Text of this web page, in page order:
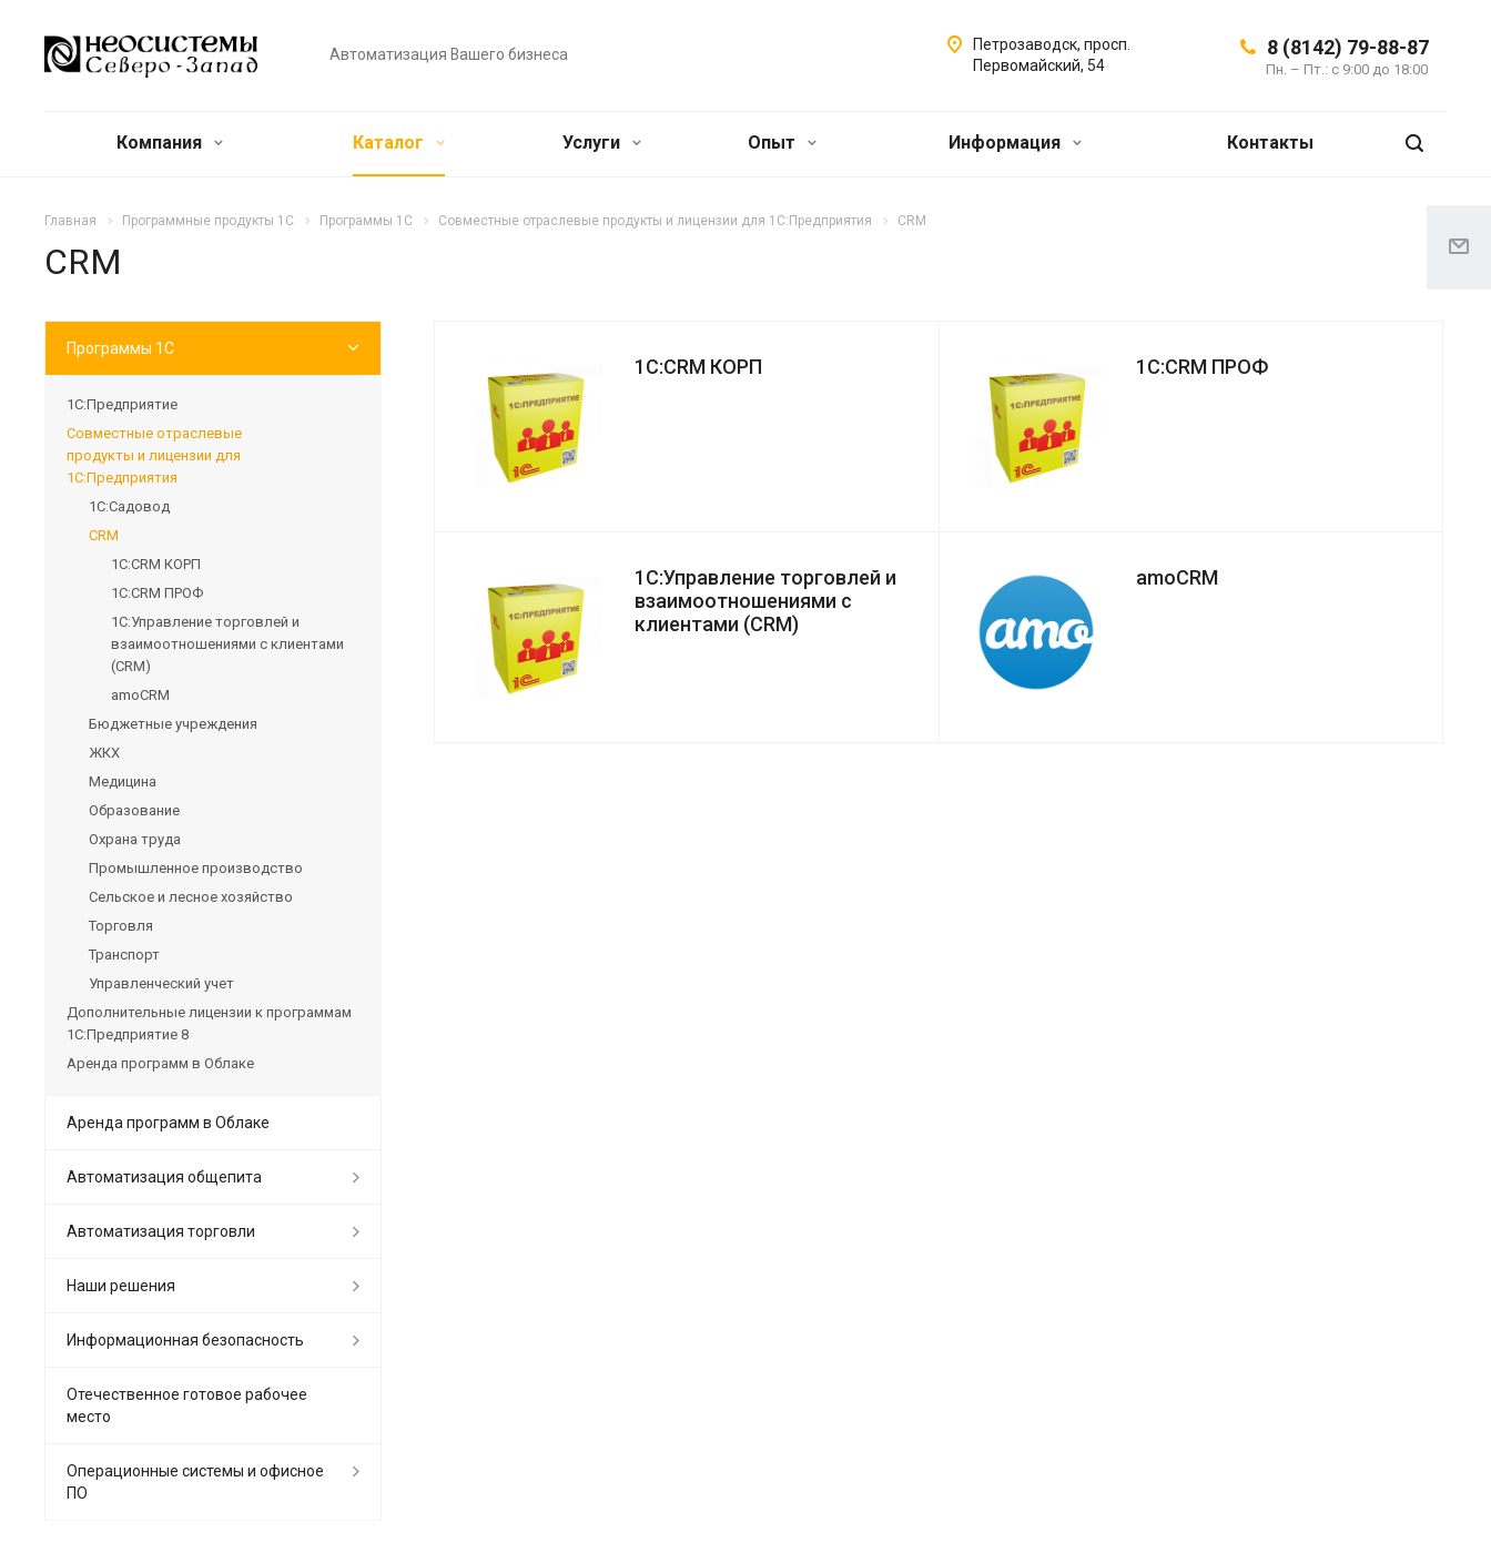
Автоматизация Вашего бизнеса 8 (8142) 79-88-87
Пн. – Пт.: с 9:00 до 18:00
Петрозаводск, просп.
Первомайский, 54
Компания Каталог Услуги Опыт Информация Контакты
Главная Программные продукты 1С Программы 1С Совместные отраслевые продукты и лицензии для 1С:Предприятия CRM
CRM
1С:CRM КОРП 1С:CRM ПРОФ
1С:Управление торговлей и
взаимоотношениями с
клиентами (CRM)
amoCRM
Программы 1С
1С:Предприятие
Совместные отраслевые
продукты и лицензии для
1С:Предприятия
1С:Садовод
CRM
1С:CRM КОРП
1С:CRM ПРОФ
1С:Управление торговлей и
взаимоотношениями с клиентами
(CRM)
amoCRM
Бюджетные учреждения
ЖКХ
Медицина
Образование
Охрана труда
Промышленное производство
Сельское и лесное хозяйство
Торговля
Транспорт
Управленческий учет
Дополнительные лицензии к программам
1С:Предприятие 8
Аренда программ в Облаке
Аренда программ в Облаке
Автоматизация общепита
Автоматизация торговли
Наши решения
Информационная безопасность
Отечественное готовое рабочее
место
Операционные системы и офисное
ПО